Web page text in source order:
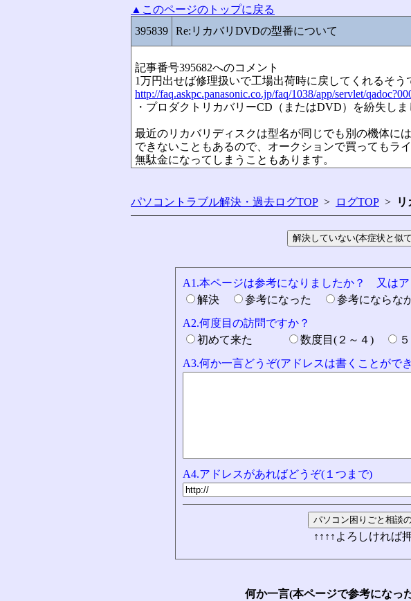
▲このページのトップに戻る
395839
Re:リカバリDVDの型番について
記事番号395682へのコメント
1万円出せば修理扱いで工場出荷時に戻してくれるそう
http://faq.askpc.panasonic.co.jp/faq/1038/app/servlet/
・プロダクトリカバリーCD（またはDVD）を紛失しま
最近のリカバリディスクは型名が同じでも別の機体に
できないこともあるので、オークションで買ってもラ
無駄金になってしまうこともあります。
パソコントラブル解決・過去ログTOP > ログTOP >
A1.本ページは参考になりましたか？ 又はア
解決
参考になった 参考にならな
A2.何度目の訪問ですか？
初めて来た
数度目(２～４)
A3.何か一言どうぞ(アドレスは書くことがで
A4.アドレスがあればどうぞ(１つまで)
↑↑↑↑よろしければ
何か一言(本ページで参考になっ